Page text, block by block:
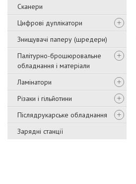
Сканери
Цифрові дуплікатори
Знищувачі паперу (шредери)
Палітурно-брошюровальне
обладнання і матеріали
Ламінатори
Різаки і гільйотини
Післядрукарське обладнання
Зарядні станції